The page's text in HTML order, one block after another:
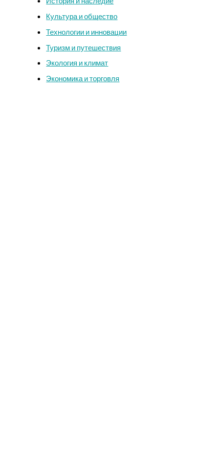
Культура и общество
Технологии и инновации
Туризм и путешествия
Экология и климат
Экономика и торговля